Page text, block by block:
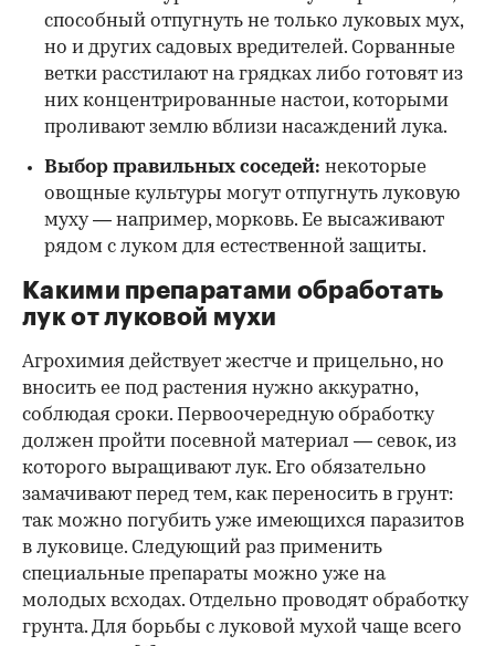
способный отпугнуть не только луковых мух,
но и других садовых вредителей. Сорванные
ветки расстилают на грядках либо готовят из
них концентрированные настои, которыми
проливают землю вблизи насаждений лука.
Выбор правильных соседей: некоторые
овощные культуры могут отпугнуть луковую
муху — например, морковь. Ее высаживают
рядом с луком для естественной защиты.
Какими препаратами обработать
лук от луковой мухи
Агрохимия действует жестче и прицельно, но
вносить ее под растения нужно аккуратно,
соблюдая сроки. Первоочередную обработку
должен пройти посевной материал — севок, из
которого выращивают лук. Его обязательно
замачивают перед тем, как переносить в грунт:
так можно погубить уже имеющихся паразитов
в луковице. Следующий раз применить
специальные препараты можно уже на
молодых всходах. Отдельно проводят обработку
грунта. Для борьбы с луковой мухой чаще всего